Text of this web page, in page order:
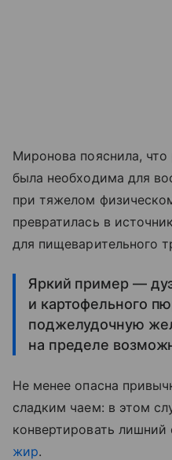
Миронова пояснила,
была необходима для
при тяжелом
превратилась в
для пищеварительного
Яркий пример —
и картофельного
поджелудочную
на пределе
Не менее опасна
сладким чаем: в этом
конвертировать лишний
жир.